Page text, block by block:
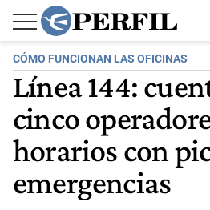
CÓMO FUNCIONAN LAS OFICINAS
Línea 144:
cinco
horarios con
emergencias